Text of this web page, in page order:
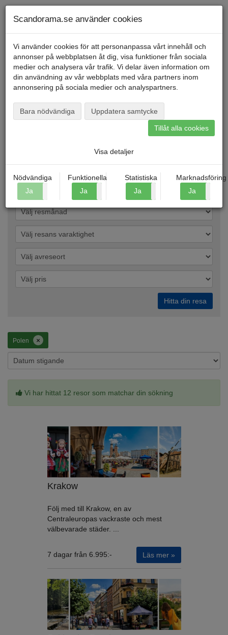
Menu
Hitta resa
Visa översikt Visa kalender
Hitta din resa
Polen ×
Vi har hittat 12 resor som matchar din sökning
Krakow
Följ med till Krakow, en av
Centraleuropas vackraste och mest
välbevarade städer. ...
7 dagar från 6.995:- Läs mer »
Scandorama.se använder cookies
Vi använder cookies för att personanpassa vårt innehåll och
annonser på webbplatsen åt dig, visa funktioner från sociala
medier och analysera vår trafik. Vi delar även information om
din användning av vår webbplats med våra partners inom
annonsering på sociala medier och analyspartners.
Bara nödvändiga Uppdatera samtycke
Tillåt alla cookies
Visa detaljer
Nödvändiga
Ja
Funktionella
Ja
Statistiska
Ja
Marknadsföring
Ja